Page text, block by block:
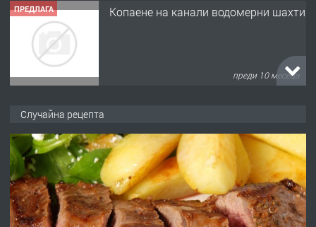
ПРЕДЛАГА Копаене на канали водомерни шахти
преди 10 месеца
преди 11 месеца
ПРЕДЛАГА
Отпушване на канали тоалетни
вертикални щрангове
Случайна рецепта